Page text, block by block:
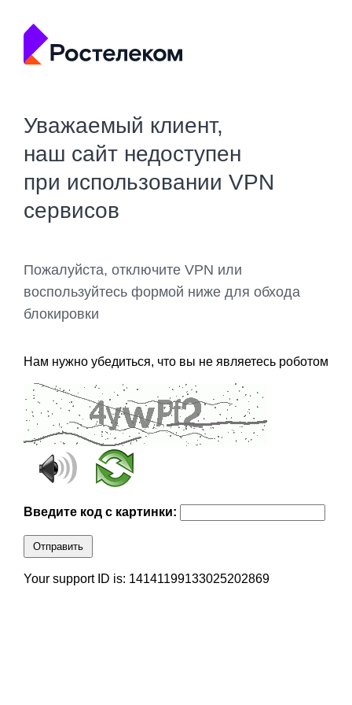
Уважаемый клиент,
наш сайт недоступен
при использовании VPN
сервисов
Пожалуйста, отключите VPN или
воспользуйтесь формой ниже для обхода
блокировки
Нам нужно убедиться, что вы не являетесь роботом
Введите код с картинки:
Отправить
Your support ID is: 14141199133025202869